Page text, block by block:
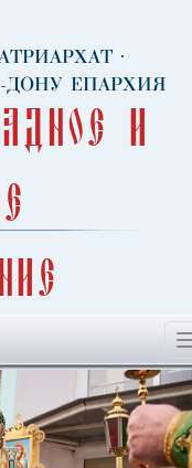
·
ДОНУ ЕПАРХИЯ
и